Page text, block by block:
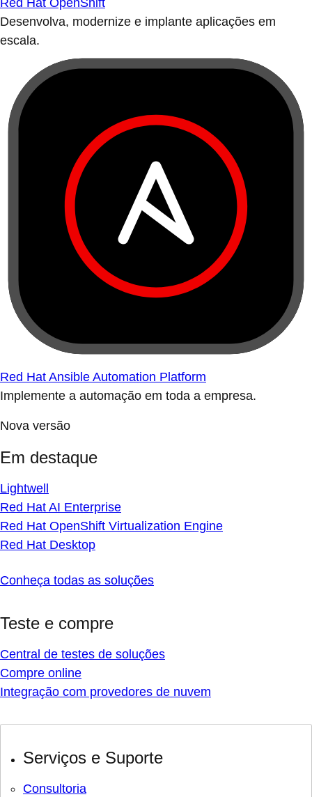
Red Hat OpenShift
Desenvolva, modernize e implante aplicações em
escala.
Red Hat Ansible Automation Platform
Implemente a automação em toda a empresa.
Nova versão
Em destaque
Lightwell
Red Hat AI Enterprise
Red Hat OpenShift Virtualization Engine
Red Hat Desktop
Conheça todas as soluções
Teste e compre
Central de testes de soluções
Compre online
Integração com provedores de nuvem
Serviços e Suporte
Consultoria